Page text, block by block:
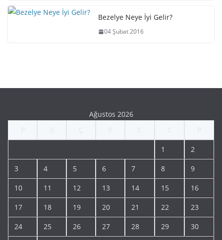
Bezelye Neye İyi Gelir?
04 Şubat 2016
Ağustos 2026
1 2
3 4 5 6 7 8 9
10 11 12 13 14 15 16
17 18 19 20 21 22 23
24 25 26 27 28 29 30